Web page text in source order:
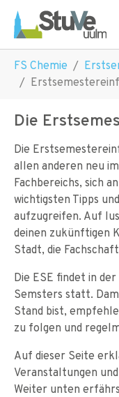
Skip to main navigation
Skip to main content
Skip to page footer
FS Chemie
Die
Die
allen anderen neu
Fachbereichs, sich
wichtigsten Tipps
aufzugreifen. Auf
deinen zukünftigen
Stadt, die
Die ESE findet in
Semsters statt.
Stand bist,
zu folgen und
Auf dieser Seite
Veranstaltungen
Weiter unten